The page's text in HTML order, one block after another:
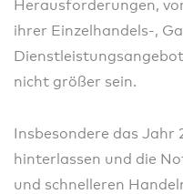
Herausforderungen,
ihrer Einzelhandels-,
nicht größer sein.
Insbesondere das Jahr
hinterlassen und die
und schnelleren